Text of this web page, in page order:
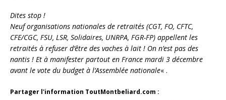
Dites stop !
Neuf organisations nationales de retraités (CGT, FO, CFTC,
CFE/CGC, FSU, LSR, Solidaires, UNRPA, FGR-FP) appellent les
retraités à refuser d’être des vaches à lait ! On n’est pas des
nantis ! Et à manifester partout en France mardi 3 décembre
avant le vote du budget à l’Assemblée nationale« .
Partager l'information ToutMontbeliard.com :